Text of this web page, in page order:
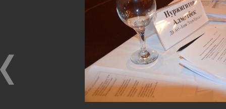
ЭЛЕКТРОННЫЕ СЧЕТА-
ФАКТУРЫ. ВИРТУАЛЬНЫЙ
СКЛАД.
ЭЛЕКТРОННЫЕ СЧЕТА-ФАКТУРЫ. ВИРТУАЛЬНЫЙ